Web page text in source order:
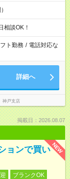
談OK！
ト勤務 / 電話対応な
詳細へ
神戸支店
掲載日：2026.08.07
NEW
ョンで買い
ブランクOK